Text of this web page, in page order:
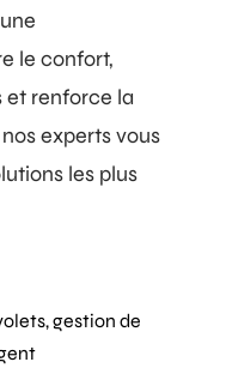
le confort,
et renforce la
experts vous
les plus
gestion de